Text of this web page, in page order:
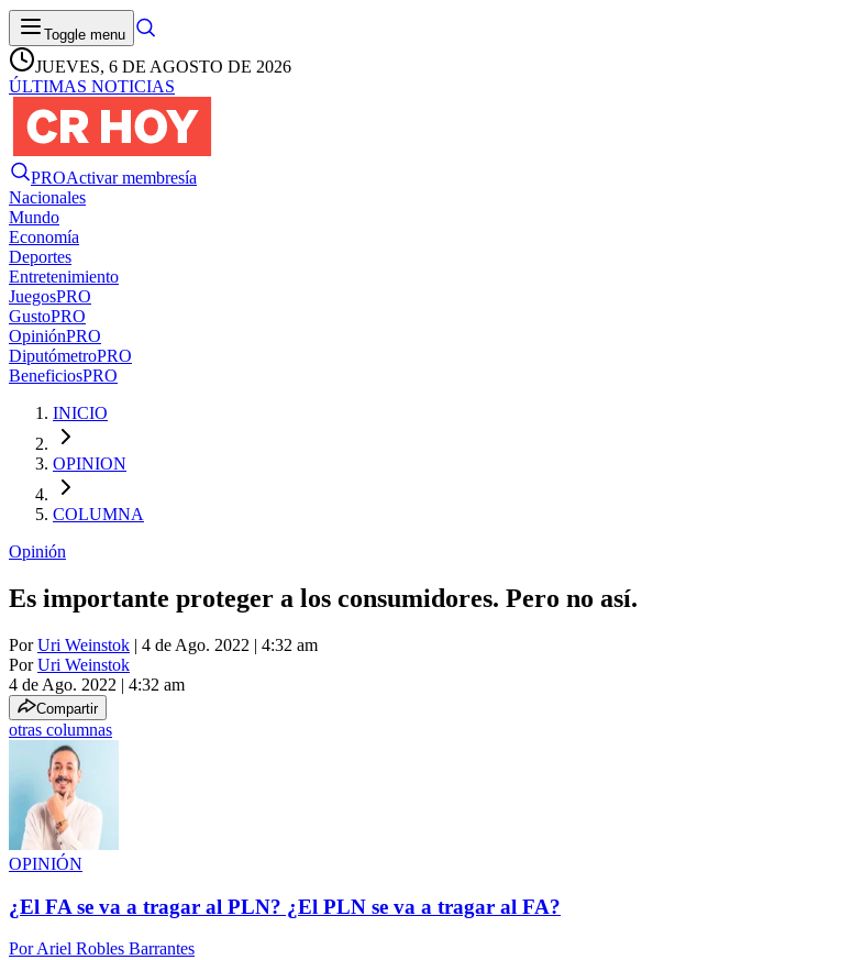
Toggle menu
JUEVES, 6 DE AGOSTO DE 2026
ÚLTIMAS NOTICIAS
PROActivar membresía
Nacionales
Mundo
Economía
Deportes
Entretenimiento
JuegosPRO
GustoPRO
OpiniónPRO
DiputómetroPRO
BeneficiosPRO
INICIO
OPINION
COLUMNA
Opinión
Es importante proteger a los consumidores. Pero no así.
PorUri Weinstok | 4 de Ago. 2022 | 4:32 am
PorUri Weinstok
4 de Ago. 2022 | 4:32 am
Compartir
otras columnas
OPINIÓN
¿El FA se va a tragar al PLN? ¿El PLN se va a tragar al FA?
PorAriel Robles Barrantes